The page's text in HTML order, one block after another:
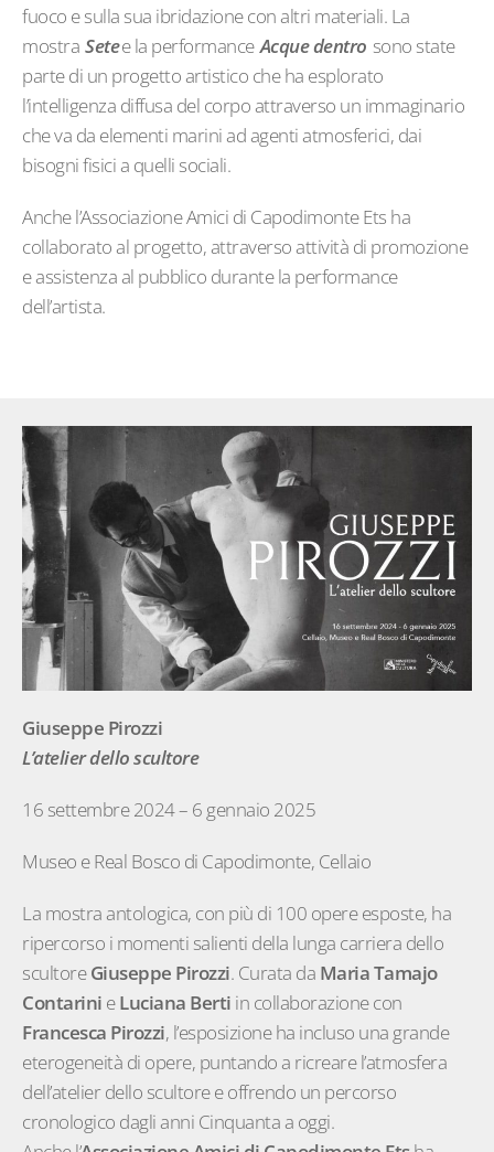
fuoco e sulla sua ibridazione con altri materiali. La
mostra Setee la performanceAcque dentro sono state
parte di un progetto artistico che ha esplorato
l’intelligenza diffusa del corpo attraverso un immaginario
che va da elementi marini ad agenti atmosferici, dai
bisogni fisici a quelli sociali.
Anche l’Associazione Amici di Capodimonte Ets ha
collaborato al progetto, attraverso attività di promozione
e assistenza al pubblico durante la performance
dell’artista.
Giuseppe Pirozzi
L’atelier dello scultore
16 settembre 2024 – 6 gennaio 2025
Museo e Real Bosco di Capodimonte, Cellaio
La mostra antologica, con più di 100 opere esposte, ha
ripercorso i momenti salienti della lunga carriera dello
scultoreGiuseppe Pirozzi. Curata da Maria Tamajo
Contarini eLuciana Berti in collaborazione con
Francesca Pirozzi, l’esposizione ha incluso una grande
eterogeneità di opere, puntando a ricreare l’atmosfera
dell’atelier dello scultore e offrendo un percorso
cronologico dagli anni Cinquanta a oggi.